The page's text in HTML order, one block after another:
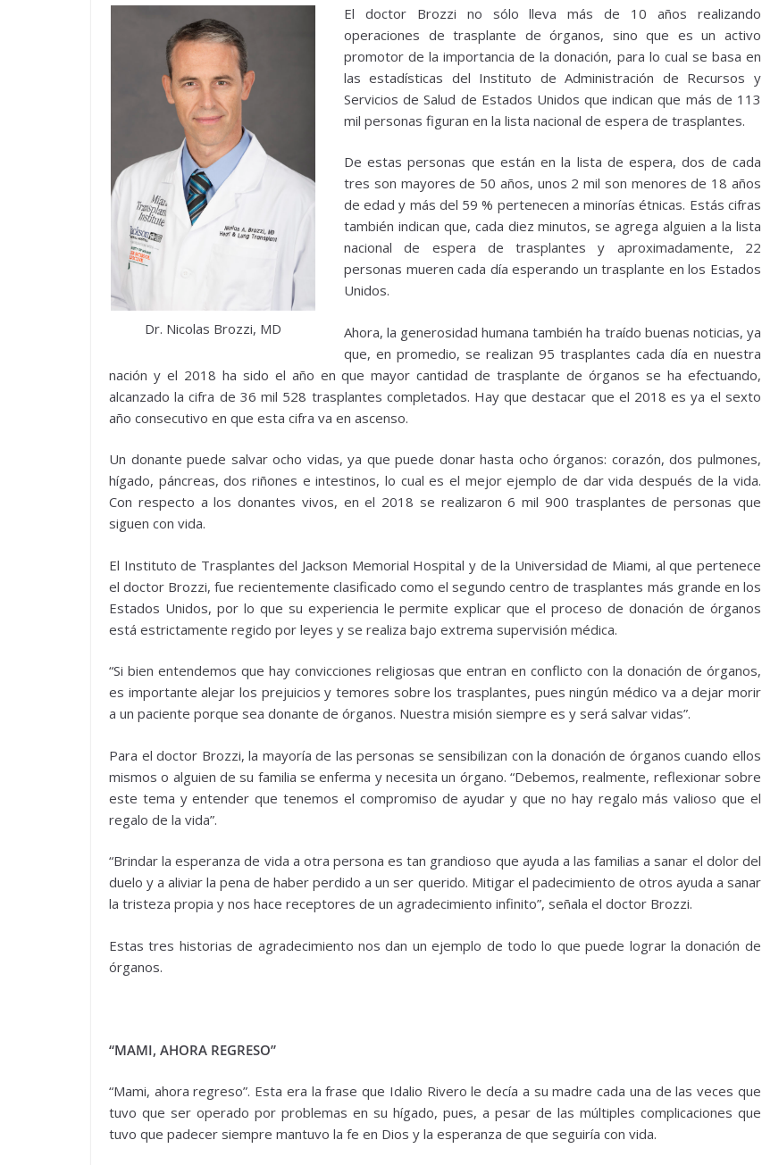
Dr. Nicolas Brozzi, MD
El doctor Brozzi no sólo lleva más de 10 años realizando
operaciones de trasplante de órganos, sino que es un activo
promotor de la importancia de la donación, para lo cual se basa en
las estadísticas del Instituto de Administración de Recursos y
Servicios de Salud de Estados Unidos que indican que más de 113
mil personas figuran en la lista nacional de espera de trasplantes.
De estas personas que están en la lista de espera, dos de cada
tres son mayores de 50 años, unos 2 mil son menores de 18 años
de edad y más del 59 % pertenecen a minorías étnicas. Estás cifras
también indican que, cada diez minutos, se agrega alguien a la lista
nacional de espera de trasplantes y aproximadamente, 22
personas mueren cada día esperando un trasplante en los Estados
Unidos.
Ahora, la generosidad humana también ha traído buenas noticias, ya
que, en promedio, se realizan 95 trasplantes cada día en nuestra
nación y el 2018 ha sido el año en que mayor cantidad de trasplante de órganos se ha efectuando,
alcanzado la cifra de 36 mil 528 trasplantes completados. Hay que destacar que el 2018 es ya el sexto
año consecutivo en que esta cifra va en ascenso.
Un donante puede salvar ocho vidas, ya que puede donar hasta ocho órganos: corazón, dos pulmones,
hígado, páncreas, dos riñones e intestinos, lo cual es el mejor ejemplo de dar vida después de la vida.
Con respecto a los donantes vivos, en el 2018 se realizaron 6 mil 900 trasplantes de personas que
siguen con vida.
El Instituto de Trasplantes del Jackson Memorial Hospital y de la Universidad de Miami, al que pertenece
el doctor Brozzi, fue recientemente clasificado como el segundo centro de trasplantes más grande en los
Estados Unidos, por lo que su experiencia le permite explicar que el proceso de donación de órganos
está estrictamente regido por leyes y se realiza bajo extrema supervisión médica.
“Si bien entendemos que hay convicciones religiosas que entran en conflicto con la donación de órganos,
es importante alejar los prejuicios y temores sobre los trasplantes, pues ningún médico va a dejar morir
a un paciente porque sea donante de órganos. Nuestra misión siempre es y será salvar vidas”.
Para el doctor Brozzi, la mayoría de las personas se sensibilizan con la donación de órganos cuando ellos
mismos o alguien de su familia se enferma y necesita un órgano. “Debemos, realmente, reflexionar sobre
este tema y entender que tenemos el compromiso de ayudar y que no hay regalo más valioso que el
regalo de la vida”.
“Brindar la esperanza de vida a otra persona es tan grandioso que ayuda a las familias a sanar el dolor del
duelo y a aliviar la pena de haber perdido a un ser querido. Mitigar el padecimiento de otros ayuda a sanar
la tristeza propia y nos hace receptores de un agradecimiento infinito”, señala el doctor Brozzi.
Estas tres historias de agradecimiento nos dan un ejemplo de todo lo que puede lograr la donación de
órganos.
“MAMI, AHORA REGRESO”
“Mami, ahora regreso”. Esta era la frase que Idalio Rivero le decía a su madre cada una de las veces que
tuvo que ser operado por problemas en su hígado, pues, a pesar de las múltiples complicaciones que
tuvo que padecer siempre mantuvo la fe en Dios y la esperanza de que seguiría con vida.